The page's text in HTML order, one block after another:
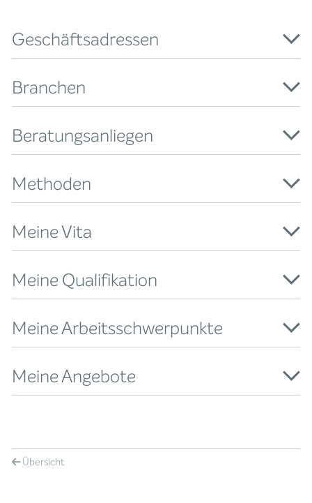
Geschäftsadressen
Branchen
Beratungsanliegen
Methoden
Meine Vita
Meine Qualifikation
Meine Arbeitsschwerpunkte
Meine Angebote
Übersicht